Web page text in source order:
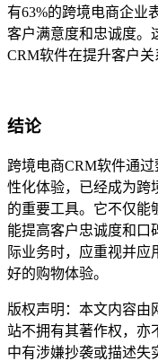
有63%的跨境电商企业
客户满意度和忠诚度。
CRM软件在提升客户关
结论
跨境电商CRM软件通
性化体验，已经成为跨
的重要工具。它不仅能
能提高客户忠诚度和口
际业务时，应重视并应
好的购物体验。
版权声明：本文内容由
站不拥有其著作权，亦
中有涉嫌抄袭或描述失